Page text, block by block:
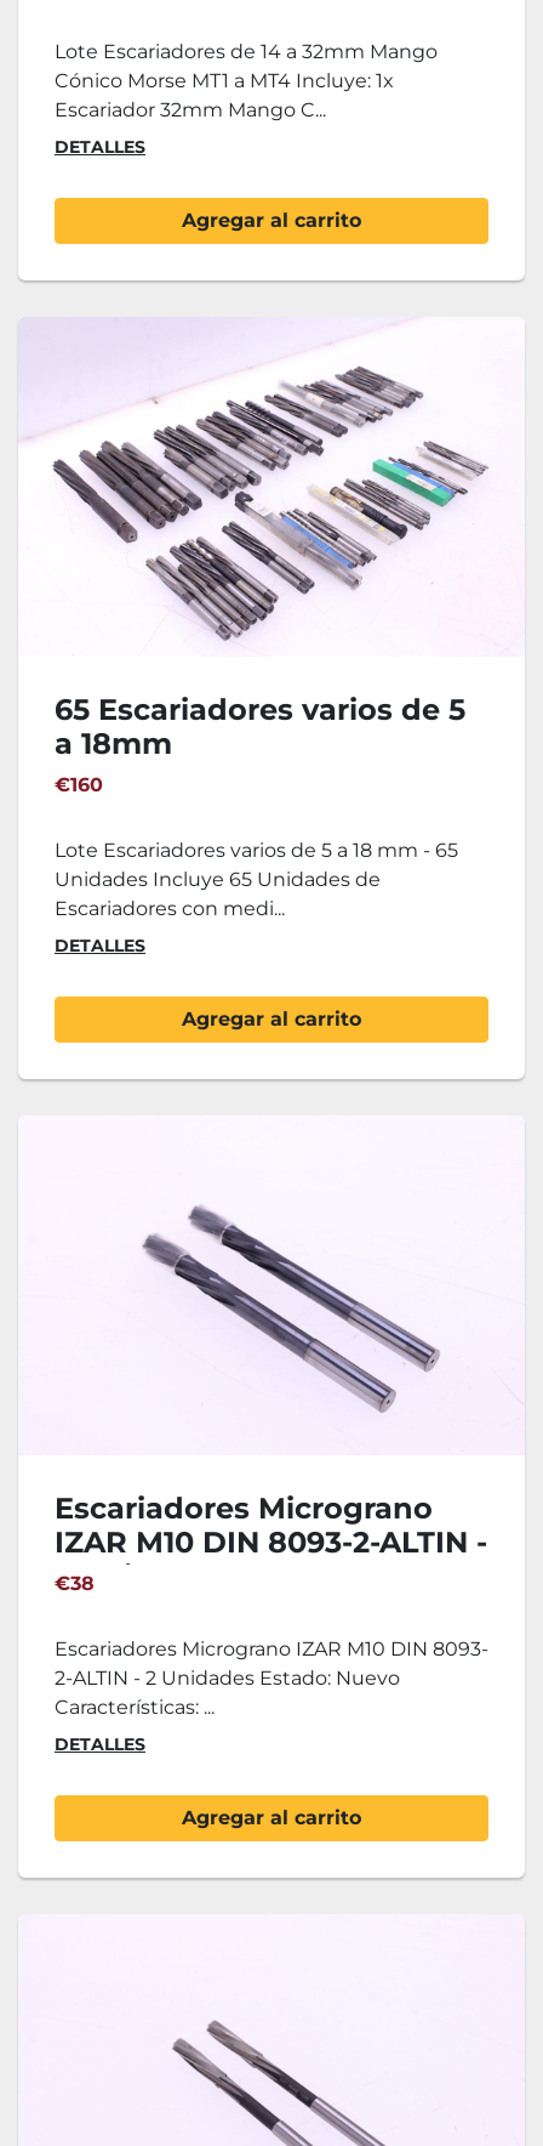
Lote Escariadores de 14 a 32mm Mango
Cónico Morse MT1 a MT4 Incluye: 1x
Escariador 32mm Mango C...
DETALLES
Agregar al carrito
65 Escariadores varios de 5
a 18mm
€160
Lote Escariadores varios de 5 a 18 mm - 65
Unidades Incluye 65 Unidades de
Escariadores con medi...
DETALLES
Agregar al carrito
Escariadores Micrograno
IZAR M10 DIN 8093-2-ALTIN -
2 Unidades
€38
Escariadores Micrograno IZAR M10 DIN 8093-
2-ALTIN - 2 Unidades Estado: Nuevo
Características: ...
DETALLES
Agregar al carrito